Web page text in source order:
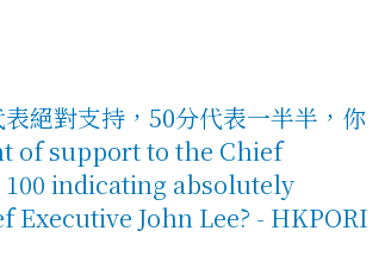
絕對支持，50分代表一半半，你
of support to the Chief
indicating absolutely
John Lee? - HKPORI